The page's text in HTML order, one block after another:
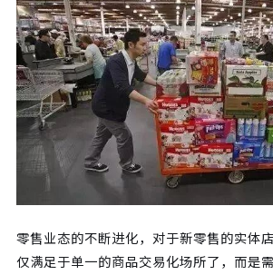
零售业态的不断进化，对于新零售的实体
仅满足于单一的商品交易化场所了，而是